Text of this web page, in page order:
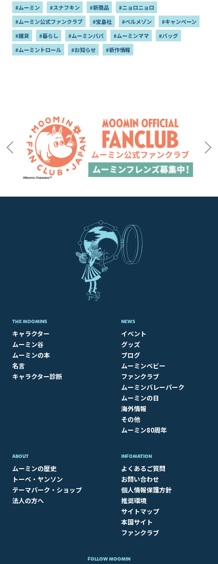
#ムーミン
#スナフキン #新商品
#ニョロニョロ
#ムーミン公式ファンクラブ
#宝島社 #ベルメゾン
#キャンペーン
#雑貨
#暮らし #ムーミンパパ #ムーミンママ
#バッグ
#ムーミントロール
#お知らせ #新作情報
THE MOOMINS
キャラクター
ムーミン谷
ムーミンの本
名言
キャラクター診断
NEWS
イベント
グッズ
ブログ
ムーミンベビー
ファンクラブ
ムーミンバレーパーク
ムーミンの日
海外情報
その他
ムーミン80周年
ABOUT​
ムーミンの歴史
トーベ・ヤンソン
テーマパーク・ショップ
法人の方へ
INFOMATION
よくあるご質問
お問い合わせ
個人情報保護方針
推奨環境
サイトマップ
本国サイト
ファンクラブ
FOLLOW MOOMIN